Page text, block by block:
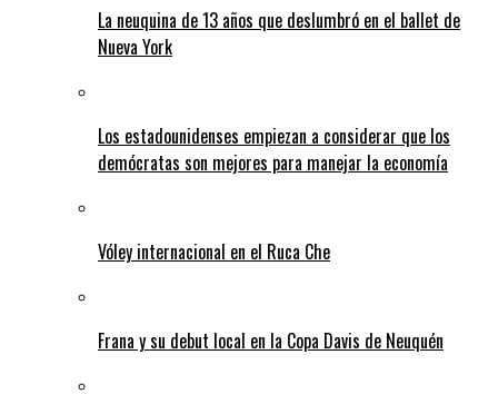
La neuquina de 13 años que deslumbró en el ballet de
Nueva York
Los estadounidenses empiezan a considerar que los
demócratas son mejores para manejar la economía
Vóley internacional en el Ruca Che
Frana y su debut local en la Copa Davis de Neuquén